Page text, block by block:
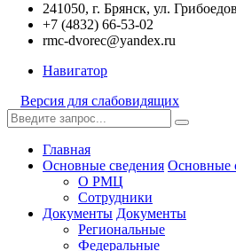
241050, г. Брянск, ул.
+7 (4832) 66-53-02
rmc-dvorec@yandex.ru
Навигатор
Версия для слабовидящих
Главная
Основные сведения Основные
О РМЦ
Сотрудники
Документы Документы
Региональные
Федеральные